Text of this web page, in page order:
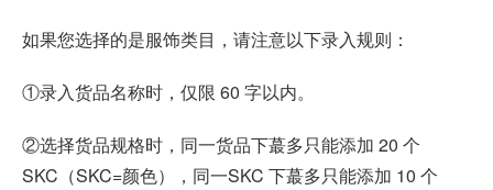
如果您选择的是服饰类目，请注意以下录入规则：
①录入货品名称时，仅限 60 字以内。
②选择货品规格时，同一货品下蕞多只能添加 20 个
SKC（SKC=颜色），同一SKC 下蕞多只能添加 10 个